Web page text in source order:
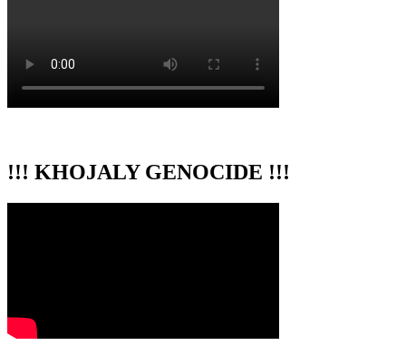
!!! KHOJALY GENOCIDE !!!